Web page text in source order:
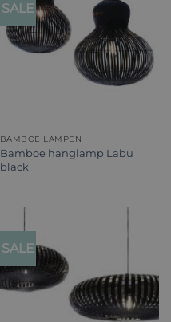
SALE
BAMBOE LAMPEN
Bamboe hanglamp Labu
black
SALE